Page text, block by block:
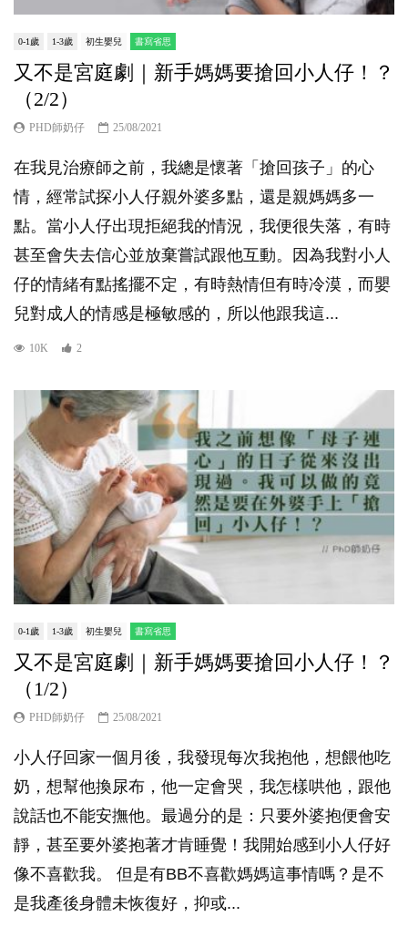
0-1歲 1-3歲 初生嬰兒 書寫省思
又不是宮庭劇｜新手媽媽要搶回小人仔！？
（2/2）
PHD師奶仔 25/08/2021
在我見治療師之前，我總是懷著「搶回孩子」的心
情，經常試探小人仔親外婆多點，還是親媽媽多一
點。當小人仔出現拒絕我的情況，我便很失落，有時
甚至會失去信心並放棄嘗試跟他互動。因為我對小人
仔的情緒有點搖擺不定，有時熱情但有時冷漠，而嬰
兒對成人的情感是極敏感的，所以他跟我這...
10K 2
0-1歲 1-3歲 初生嬰兒 書寫省思
又不是宮庭劇｜新手媽媽要搶回小人仔！？
（1/2）
PHD師奶仔 25/08/2021
小人仔回家一個月後，我發現每次我抱他，想餵他吃
奶，想幫他換尿布，他一定會哭，我怎樣哄他，跟他
說話也不能安撫他。最過分的是：只要外婆抱便會安
靜，甚至要外婆抱著才肯睡覺！我開始感到小人仔好
像不喜歡我。 但是有BB不喜歡媽媽這事情嗎？是不
是我產後身體未恢復好，抑或...